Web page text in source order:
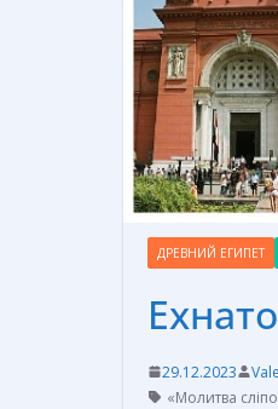
ДРЕВНИЙ ЕГИПЕТ
29.12.2023
«Молитва